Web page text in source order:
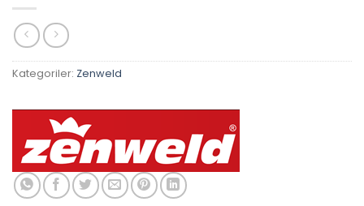
Kategoriler: Zenweld